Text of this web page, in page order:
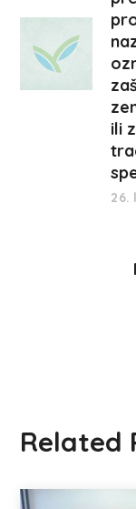
ili
26.
Related